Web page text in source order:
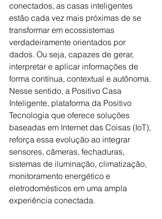
conectados, as casas inteligentes
estão cada vez mais próximas de se
transformar em ecossistemas
verdadeiramente orientados por
dados. Ou seja, capazes de gerar,
interpretar e aplicar informações de
forma contínua, contextual e autônoma.
Nesse sentido, a Positivo Casa
Inteligente, plataforma da Positivo
Tecnologia que oferece soluções
baseadas em Internet das Coisas (IoT),
reforça essa evolução ao integrar
sensores, câmeras, fechaduras,
sistemas de iluminação, climatização,
monitoramento energético e
eletrodomésticos em uma ampla
experiência conectada.